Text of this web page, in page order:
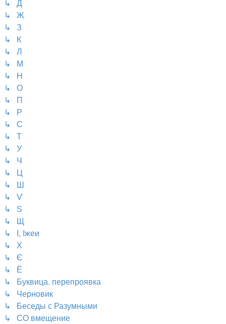
↳ Д
↳ Ж
↳ З
↳ К
↳ Л
↳ М
↳ Н
↳ О
↳ П
↳ Р
↳ С
↳ Т
↳ У
↳ Ч
↳ Ц
↳ Ш
↳ Ѵ
↳ Ѕ
↳ Щ
↳ І, Іжеи
↳ Х
↳ Є
↳ Ё
↳ Буквица. перепроявка
↳ Черновик
↳ Беседы с Разумными
↳ СО вмещение